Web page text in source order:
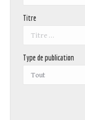
Titre
Type de publication